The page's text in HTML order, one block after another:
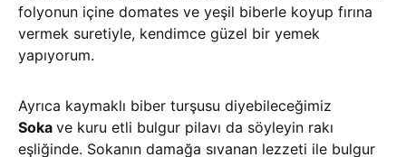
folyonun içine domates ve yeşil biberle koyup fırına
vermek suretiyle, kendimce güzel bir yemek
yapıyorum.
Ayrıca kaymaklı biber turşusu diyebileceğimiz
Soka ve kuru etli bulgur pilavı da söyleyin rakı
eşliğinde. Sokanın damağa sıvanan lezzeti ile bulgur